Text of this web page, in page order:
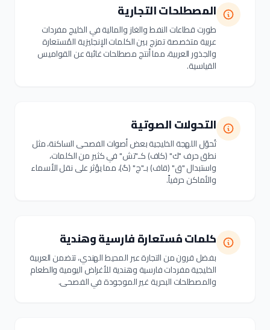
المصطلحات التجارية
طورت قطاعات النفط والغاز والمالية في الخليج مفردات
عربية متخصصة تمزج بين الكلمات الإنجليزية المُستعارة
والجذور العربية، مما أنتج مصطلحات غائبة عن القواميس
القياسية.
التحولات الصوتية
تُحوّل اللهجة الخليجية بعض أصوات الفصحى الساكنة، مثل
نطق حرف "ك" (كاف) كـ"تش" في كثير من الكلمات،
واستبدال "ق" (قاف) بـ"ج" (گ)، مما يؤثر على نقل الأسماء
والأماكن حرفياً.
كلمات مُستعارة فارسية وهندية
بفضل قرون من التجارة عبر المحيط الهندي، تتضمن العربية
الخليجية مفردات فارسية وهندية للأغراض اليومية والطعام
والمصطلحات البحرية غير الموجودة في الفصحى.